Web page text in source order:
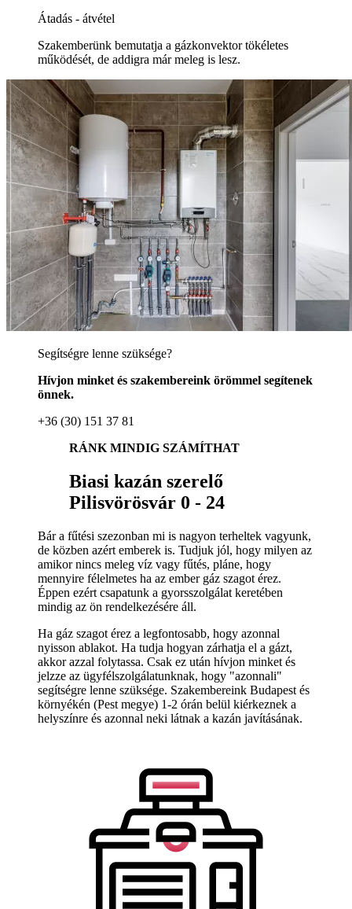
Átadás - átvétel
Szakemberünk bemutatja a gázkonvektor tökéletes
működését, de addigra már meleg is lesz.
Segítségre lenne szüksége?
Hívjon minket és szakembereink örömmel segítenek
önnek.
+36 (30) 151 37 81
RÁNK MINDIG SZÁMÍTHAT
Biasi kazán szerelő
Pilisvörösvár 0 - 24
Bár a fűtési szezonban mi is nagyon terheltek vagyunk,
de közben azért emberek is. Tudjuk jól, hogy milyen az
amikor nincs meleg víz vagy fűtés, pláne, hogy
mennyire félelmetes ha az ember gáz szagot érez.
Éppen ezért csapatunk a gyorsszolgálat keretében
mindig az ön rendelkezésére áll.
Ha gáz szagot érez a legfontosabb, hogy azonnal
nyisson ablakot. Ha tudja hogyan zárhatja el a gázt,
akkor azzal folytassa. Csak ez után hívjon minket és
jelzze az ügyfélszolgálatunknak, hogy "azonnali"
segítségre lenne szüksége. Szakembereink Budapest és
környékén (Pest megye) 1-2 órán belül kiérkeznek a
helyszínre és azonnal neki látnak a kazán javításának.